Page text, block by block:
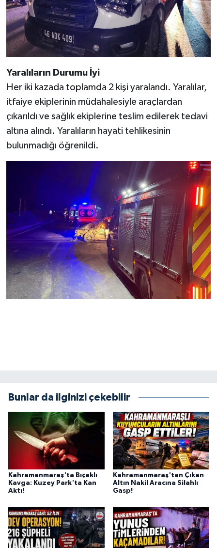
Yaralıların Durumu İyi
Her iki kazada toplamda 2 kişi yaralandı. Yaralılar,
itfaiye ekiplerinin müdahalesiyle araçlardan
çıkarıldı ve sağlık ekiplerine teslim edilerek tedavi
altına alındı. Yaralıların hayati tehlikesinin
bulunmadığı öğrenildi.
Bunlar da ilginizi çekebilir
Kahramanmaraş'ta Bıçaklı
Kavga: Kuzey Park'ta Kan
Aktı!
Kahramanmaraş'tan Çıkan
Altın Nakil Aracına Silahlı
Gasp!
BİLİM TEKNOLOJİ
ASAYİŞ
SEÇİM 2015
ÇEVRE
BİLİM VE TEKNOLOJİ
YARIŞMALAR
HABERDE İNSAN